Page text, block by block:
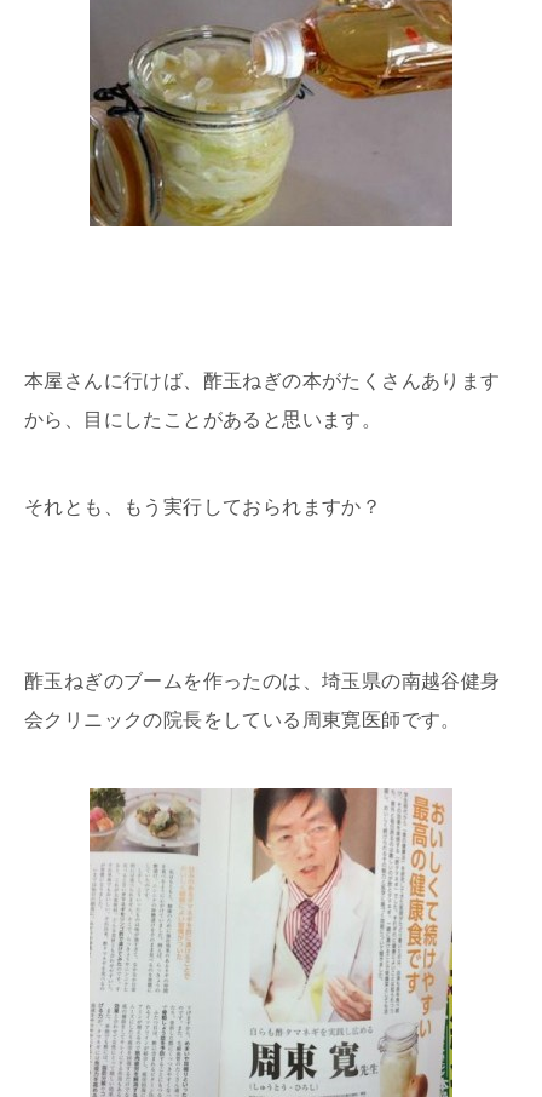
本屋さんに行けば、酢玉ねぎの本がたくさんあります
から、目にしたことがあると思います。
それとも、もう実行しておられますか？
酢玉ねぎのブームを作ったのは、埼玉県の南越谷健身
会クリニックの院長をしている周東寛医師です。